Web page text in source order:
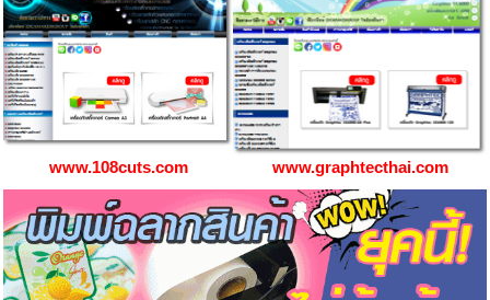
www.108cuts.com www.graphtecthai.com